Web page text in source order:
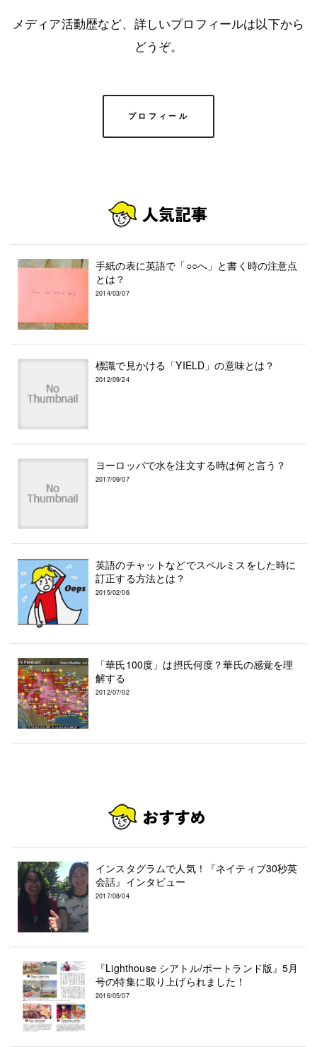
メディア活動歴など、詳しいプロフィールは以下から
どうぞ。
プロフィール
手紙の表に英語で「○○へ」と書く時の注意点
とは？
2014/03/07
標識で見かける「YIELD」の意味とは？
2012/09/24
ヨーロッパで水を注文する時は何と言う？
2017/09/07
英語のチャットなどでスペルミスをした時に
訂正する方法とは？
2015/02/06
「華氏100度」は摂氏何度？華氏の感覚を理
解する
2012/07/02
インスタグラムで人気！『ネイティブ30秒英
会話』インタビュー
2017/08/04
『Lighthouse シアトル/ポートランド版』5月
号の特集に取り上げられました！
2016/05/07